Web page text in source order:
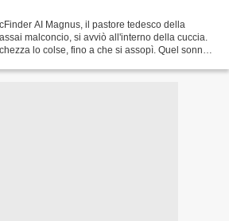
AI Magnus, il pastore tedesco della
malconcio, si avviò all'interno della cuccia.
lo colse, fino a che si assopì. Quel sonno